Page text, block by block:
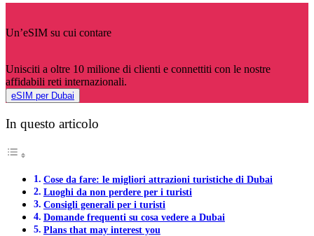
Un’eSIM su cui contare
Unisciti a oltre 10 milione di clienti e connettiti con le nostre
affidabili reti internazionali.
eSIM per Dubai
In questo articolo
Cose da fare: le migliori attrazioni turistiche di Dubai
Luoghi da non perdere per i turisti
Consigli generali per i turisti
Domande frequenti su cosa vedere a Dubai
Plans that may interest you